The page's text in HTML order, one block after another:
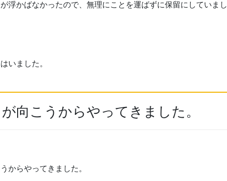
浮かばなかったので、無理にことを運ばずに保留にしていまし
いました。
向こうからやってきました。
からやってきました。